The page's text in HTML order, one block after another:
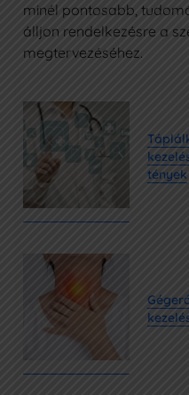
minél pontosabb,
álljon rendelkezésre a
megtervezéséhez.
tények